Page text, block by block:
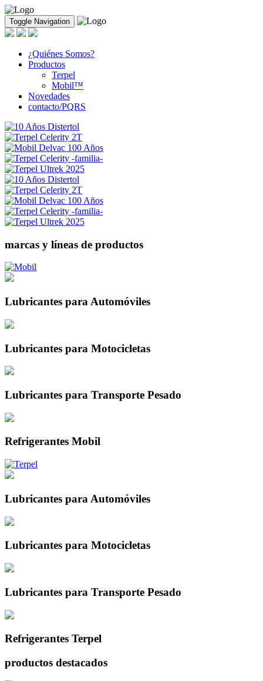
Toggle Navigation
¿Quiénes Somos?
Productos
Terpel
Mobil™
Novedades
contacto/PQRS
marcas y líneas de productos
Lubricantes para Automóviles
Lubricantes para Motocicletas
Lubricantes para Transporte Pesado
Refrigerantes Mobil
Lubricantes para Automóviles
Lubricantes para Motocicletas
Lubricantes para Transporte Pesado
Refrigerantes Terpel
productos destacados